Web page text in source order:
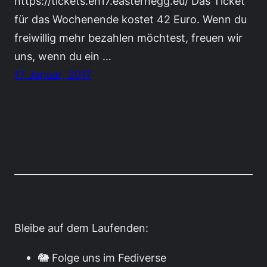
für das Wochenende kostet 42 Euro. Wenn du
freiwillig mehr bezahlen möchtest, freuen wir
uns, wenn du ein …
17 Januar, 2017
Bleibe auf dem Laufenden:
🐘 Folge uns im Fediverse